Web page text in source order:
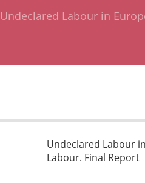
Undeclared Labour in
Undeclared Labour
Labour. Final Report